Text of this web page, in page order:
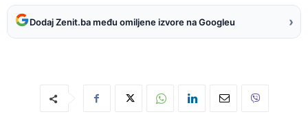
Dodaj Zenit.ba među omiljene izvore na Googleu ›